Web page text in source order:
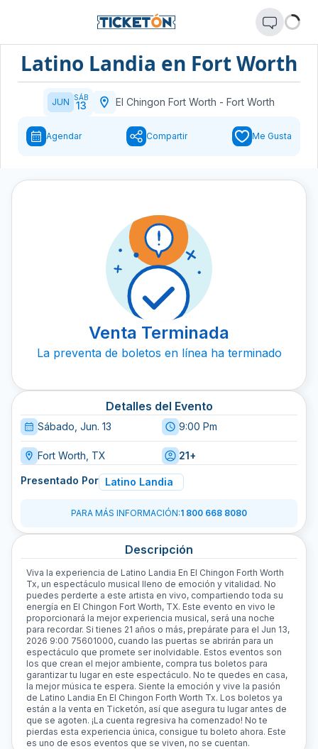
Latino Landia en Fort Worth
JUN SÁB
13 El Chingon Fort Worth - Fort Worth
Agendar Compartir Me Gusta
Venta Terminada
La preventa de boletos en línea ha terminado
Detalles del Evento
Sábado, Jun. 13 9:00 Pm
Fort Worth, TX 21+
Presentado Por Latino Landia
PARA MÁS INFORMACIÓN:1 800 668 8080
Descripción
Viva la experiencia de Latino Landia En El Chingon Forth Worth
Tx, un espectáculo musical lleno de emoción y vitalidad. No
puedes perderte a este artista en vivo, compartiendo toda su
energía en El Chingon Fort Worth, TX. Este evento en vivo le
proporcionará la mejor experiencia musical, será una noche
para recordar. Si tienes 21 años o más, prepárate para el Jun 13,
2026 9:00 75601000, cuando las puertas se abrirán para un
espectáculo que promete ser inolvidable. Estos eventos son
los que crean el mejor ambiente, compra tus boletos para
garantizar tu lugar en este espectáculo. No te quedes en casa,
la mejor música te espera. Siente la emoción y vive la pasión
de Latino Landia En El Chingon Forth Worth Tx. Los boletos ya
están a la venta en Ticketón, así que asegura tu lugar antes de
que se agoten. ¡La cuenta regresiva ha comenzado! No te
pierdas esta experiencia única, consigue tu boleto ahora. Este
es uno de esos eventos que se viven, no se cuentan.